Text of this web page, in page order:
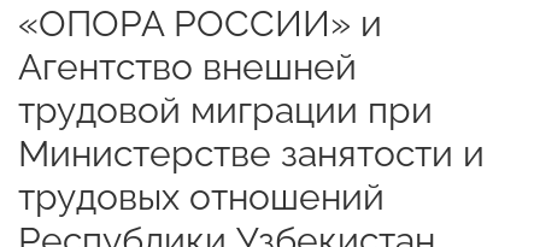
«ОПОРА РОССИИ» и
Агентство внешней
трудовой миграции при
Министерстве занятости и
трудовых отношений